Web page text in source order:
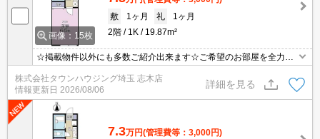
画像：15枚
敷
1ヶ月 礼
1ヶ月
2階
1K 19.87m²
☆掲載物件以外にも多数ご紹介出来ます☆ご希望のお部屋を全力で
お探しさせて頂きます♪
株式会社タウンハウジング埼玉 志木店
情報更新日 2026/08/06
詳細を見る
7.3万円(管理費等：3,000円)